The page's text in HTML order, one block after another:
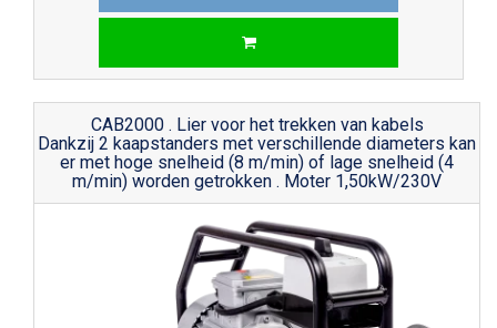
CAB2000 . Lier voor het trekken van kabels
Dankzij 2 kaapstanders met verschillende diameters kan
er met hoge snelheid (8 m/min) of lage snelheid (4
m/min) worden getrokken . Moter 1,50kW/230V